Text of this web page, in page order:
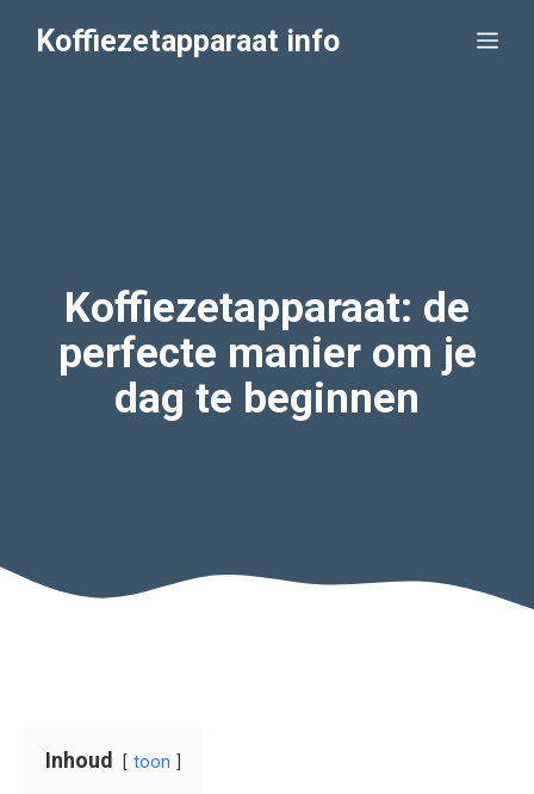
naarKoffiezetapparaat info
Koffiezetapparaat: de
perfecte manier om je
dag te beginnen
Inhoud toon